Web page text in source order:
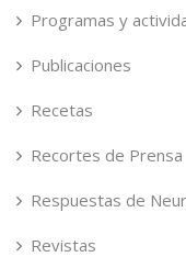
Programas y
Publicaciones
Recetas
Recortes de Prensa
Respuestas de
Revistas